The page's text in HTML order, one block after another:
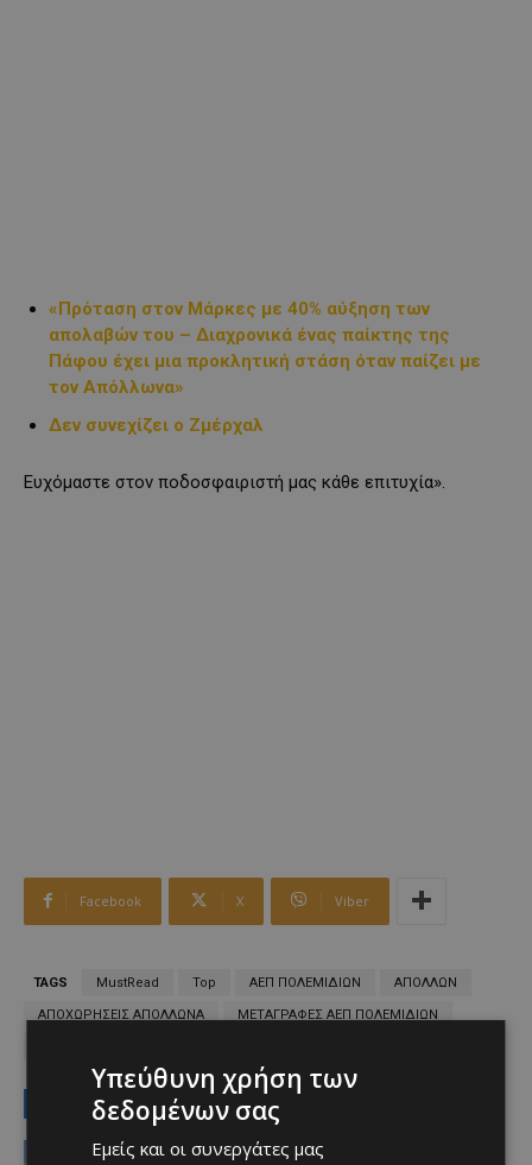
«Πρόταση στον Μάρκες με 40% αύξηση των
απολαβών του – Διαχρονικά ένας παίκτης της
Πάφου έχει μια προκλητική στάση όταν παίζει με
τον Απόλλωνα»
Δεν συνεχίζει ο Ζμέρχαλ
Ευχόμαστε στον ποδοσφαιριστή μας κάθε επιτυχία».
Facebook X Viber
TAGS MustRead Top ΑΕΠ ΠΟΛΕΜΙΔΙΩΝ ΑΠΟΛΛΩΝ
ΑΠΟΧΩΡΗΣΕΙΣ ΑΠΟΛΛΩΝΑ ΜΕΤΑΓΡΑΦΕΣ ΑΕΠ ΠΟΛΕΜΙΔΙΩΝ
LATEST NEWS
Ειδήσεις
Υπεύθυνη χρήση των
δεδομένων σας
Εμείς και οι συνεργάτες μας